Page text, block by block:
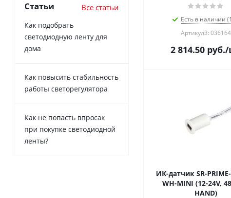
Есть в наличии
Артикул3: 036164
2 814.50руб./
ИК-датчик SR-
WH-MINI (12-24V,
HAND)
Статьи Все статьи
Как подобрать
светодиодную ленту для
дома
Как повысить стабильность
работы светорегулятора
Как не попасть впросак
при покупке светодиодной
ленты?